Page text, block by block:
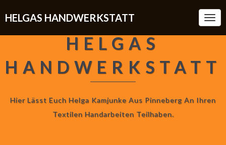
HELGAS HANDWERKSTATT
HELGAS
HANDWERKSTATT
Hier Lässt Euch Helga Kamjunke Aus Pinneberg An Ihren
Textilen Handarbeiten Teilhaben.